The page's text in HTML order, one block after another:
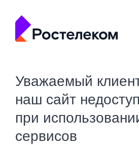
Уважаемый
наш сайт
при
сервисов